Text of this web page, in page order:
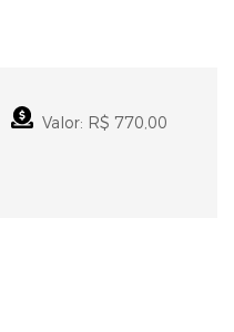
Valor: R$ 770,00